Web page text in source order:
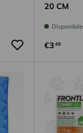
20 CM
Disponibile
€349